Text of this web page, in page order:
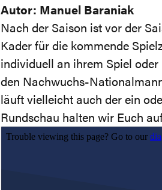
Autor: Manuel Baraniak
Nach der Saison ist vor der
Kader für die kommende
individuell an ihrem Spiel
den Nachwuchs-
läuft vielleicht auch der ein
Rundschau halten wir Euch